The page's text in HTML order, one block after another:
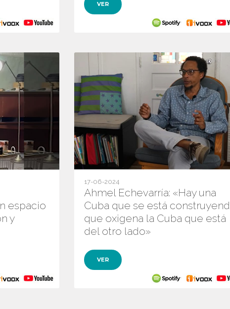
VER
espacio
y
17-06-2024
Ahmel Echevarría: «Hay una
Cuba que se está
que oxigena la Cuba que está
del otro lado»
VER